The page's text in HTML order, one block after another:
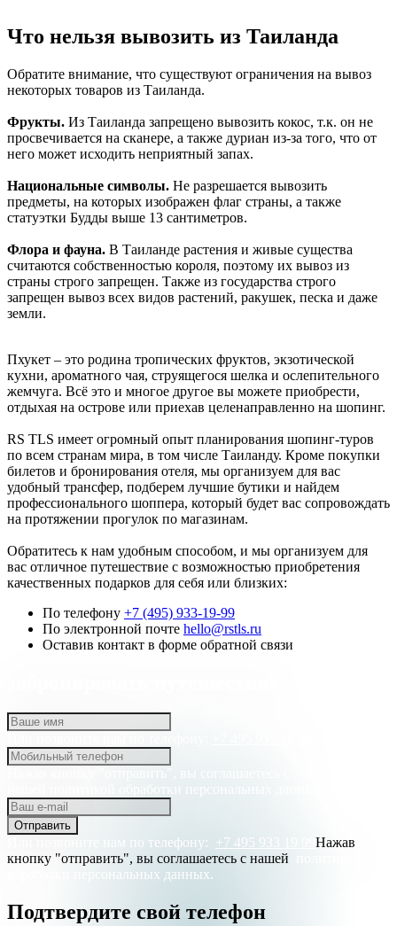
Что нельзя вывозить из Таиланда
Обратите внимание, что существуют ограничения на вывоз
некоторых товаров из Таиланда.
Фрукты. Из Таиланда запрещено вывозить кокос, т.к. он не
просвечивается на сканере, а также дуриан из-за того, что от
него может исходить неприятный запах.
Национальные символы. Не разрешается вывозить
предметы, на которых изображен флаг страны, а также
статуэтки Будды выше 13 сантиметров.
Флора и фауна. В Таиланде растения и живые существа
считаются собственностью короля, поэтому их вывоз из
страны строго запрещен. Также из государства строго
запрещен вывоз всех видов растений, ракушек, песка и даже
земли.
Пхукет – это родина тропических фруктов, экзотической
кухни, ароматного чая, струящегося шелка и ослепительного
жемчуга. Всё это и многое другое вы можете приобрести,
отдыхая на острове или приехав целенаправленно на шопинг.
RS TLS имеет огромный опыт планирования шопинг-туров
по всем странам мира, в том числе Таиланду. Кроме покупки
билетов и бронирования отеля, мы организуем для вас
удобный трансфер, подберем лучшие бутики и найдем
профессионального шоппера, который будет вас сопровождать
на протяжении прогулок по магазинам.
Обратитесь к нам удобным способом, и мы организуем для
вас отличное путешествие с возможностью приобретения
качественных подарков для себя или близких:
По телефону +7 (495) 933-19-99
По электронной почте hello@rstls.ru
Оставив контакт в форме обратной связи
политикой обработки персональных данных.
Отправить
Или позвоните нам по телефону: +7 495 933 19 99 Нажав
кнопку "отправить", вы соглашаетесь с нашей
обработки персональных данных.
Подтвердите свой телефон